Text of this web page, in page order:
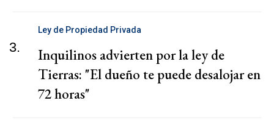
3.
Ley de Propiedad Privada
Inquilinos advierten por la ley de
Tierras: "El dueño te puede desalojar en
72 horas"